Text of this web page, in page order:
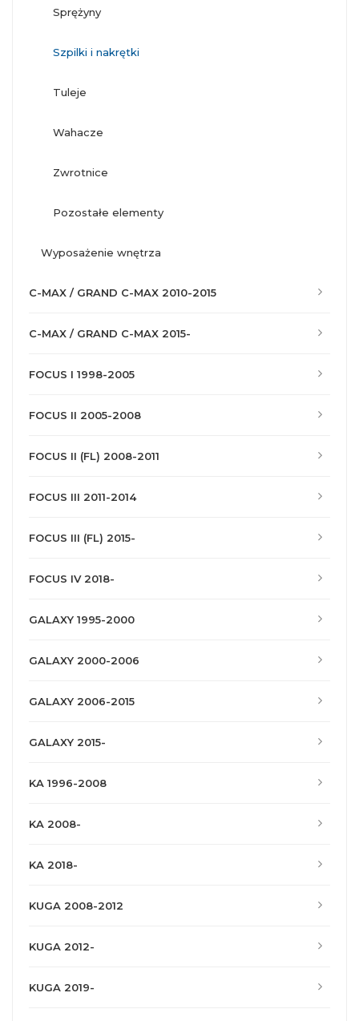
sprężyny
szpilki i nakrętki
tuleje
wahacze
zwrotnice
pozostałe elementy
wyposażenie wnętrza
C-MAX / GRAND C-MAX 2010-2015
C-MAX / GRAND C-MAX 2015-
FOCUS I 1998-2005
FOCUS II 2005-2008
FOCUS II (FL) 2008-2011
FOCUS III 2011-2014
FOCUS III (FL) 2015-
FOCUS IV 2018-
GALAXY 1995-2000
GALAXY 2000-2006
GALAXY 2006-2015
GALAXY 2015-
KA 1996-2008
KA 2008-
KA 2018-
KUGA 2008-2012
KUGA 2012-
KUGA 2019-